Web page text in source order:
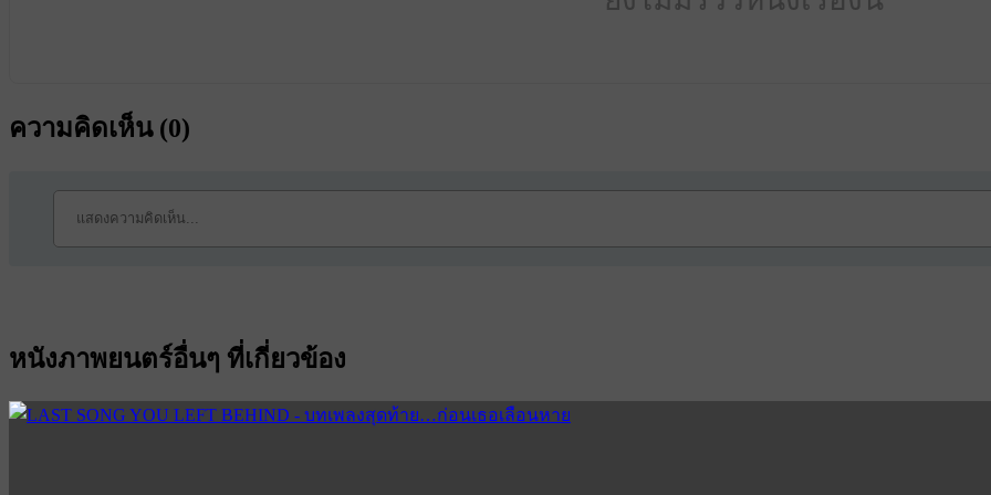
ความคิดเห็น (0)
หนังภาพยนตร์อื่นๆ ที่เกี่ยวข้อง